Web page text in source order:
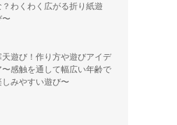
？わくわく広がる折り紙遊
〜
天遊び！作り方や遊びアイデ
〜感触を通して幅広い年齢で
しみやすい遊び〜